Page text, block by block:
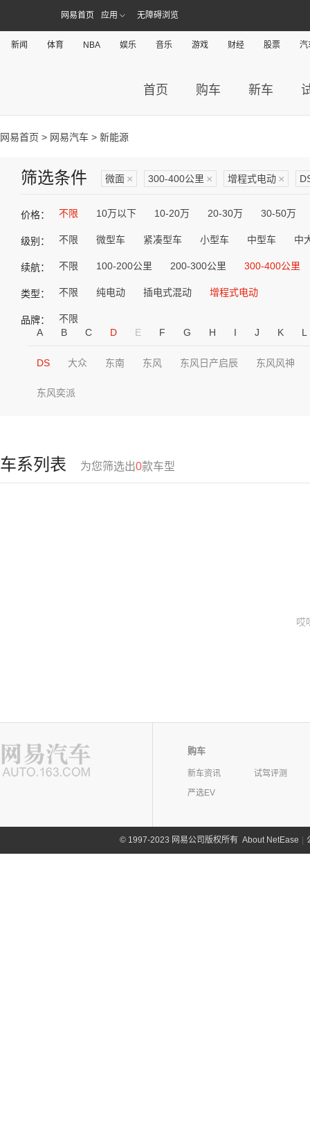
网易首页 应用 无障碍浏览
新闻 体育 NBA 娱乐 音乐 游戏 财经 股票 汽
首页 购车 新车
网易首页 > 网易汽车 > 新能源
筛选条件 微面 × 300-400公里 × 增程式电动 ×
价格： 不限 10万以下 10-20万 20-30万 30-50万
级别： 不限 微型车 紧凑型车 小型车 中型车 中
续航： 不限 100-200公里 200-300公里 300-400公里
类型： 不限 纯电动 插电式混动 增程式电动
品牌：
不限
A
B C D E F G H I J K L
DS 大众 东南 东风 东风日产启辰 东风风神
东风奕派
车系列表 为您筛选出0款车型
哎
购车
新车资讯
试驾评测
严选EV
©1997-2023 网易公司版权所有 About NetEase